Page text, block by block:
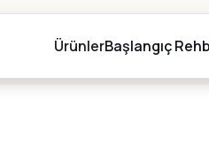
ÜrünlerBaşlangıç